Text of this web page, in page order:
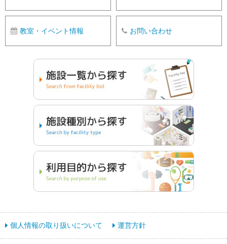
教室・イベント情報 お問い合わせ
個人情報の取り扱いについて 運営方針